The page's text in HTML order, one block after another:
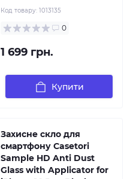
Код товару: 1013135
0
1 699 грн.
Купити
Захисне скло для
смартфону Casetori
Sample HD Anti Dust
Glass with Applicator for